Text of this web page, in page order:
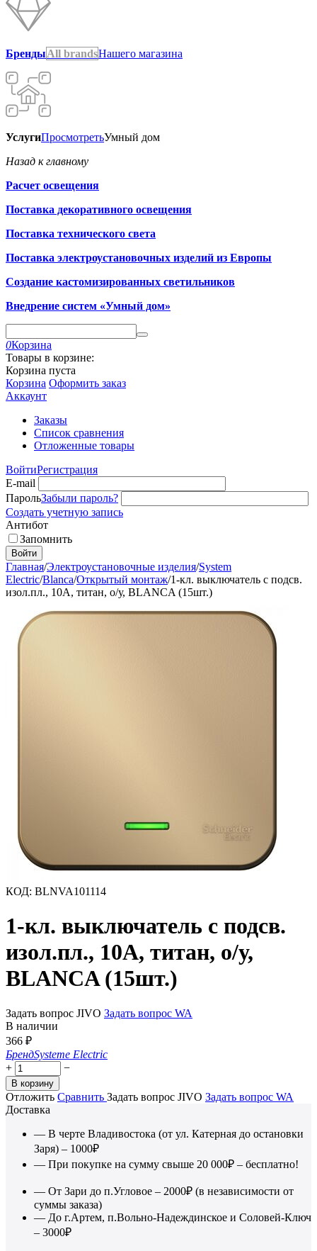
БрендыAll brandsНашего магазина
УслугиПросмотретьУмный дом
Назад к главному
Расчет освещения
Поставка декоративного освещения
Поставка технического света
Поставка электроустановочных изделий из Европы
Создание кастомизированных светильников
Внедрение систем «Умный дом»
0Корзина
Товары в корзине:
Корзина пуста
Корзина Оформить заказ
Аккаунт
Заказы
Список сравнения
Отложенные товары
ВойтиРегистрация
E-mail
ПарольЗабыли пароль?
Создать учетную запись
Антибот
Запомнить
Войти
Главная/Электроустановочные изделия/System
Electric/Blanca/Открытый монтаж/1-кл. выключатель с подсв.
изол.пл., 10А, титан, о/у, BLANCA (15шт.)
КОД: BLNVA101114
1-кл. выключатель с подсв.
изол.пл., 10А, титан, о/у,
BLANCA (15шт.)
Задать вопрос JIVO Задать вопрос WA
В наличии
366 ₽
БрендSysteme Electric
+
−
В корзину
Отложить Сравнить Задать вопрос JIVO Задать вопрос WA
Доставка
— В черте Владивостока (от ул. Катерная до остановки
Заря) – 1000₽
— При покупке на сумму свыше 20 000₽ – бесплатно!
— От Зари до п.Угловое – 2000₽ (в независимости от
суммы заказа)
— До г.Артем, п.Вольно-Надеждинское и Соловей-Ключ
– 3000₽